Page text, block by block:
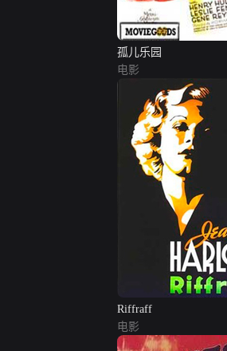
孤儿乐园
电影
Riffraff
电影